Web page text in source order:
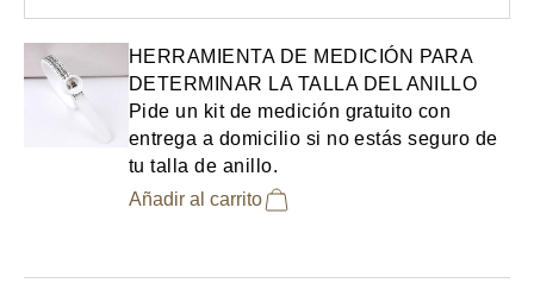
HERRAMIENTA DE MEDICIÓN PARA
DETERMINAR LA TALLA DEL ANILLO
Pide un kit de medición gratuito con
entrega a domicilio si no estás seguro de
tu talla de anillo.
Añadir al carrito